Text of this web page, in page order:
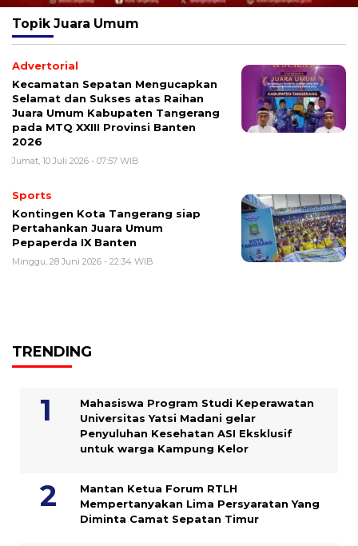
Topik Juara Umum
Advertorial
Kecamatan Sepatan Mengucapkan
Selamat dan Sukses atas Raihan
Juara Umum Kabupaten Tangerang
pada MTQ XXIII Provinsi Banten
2026
Jumat, 10 Juli 2026 - 07:57 WIB
Sports
Kontingen Kota Tangerang siap
Pertahankan Juara Umum
Pepaperda IX Banten
Minggu, 28 Juni 2026 - 22:34 WIB
TRENDING
Mahasiswa Program Studi Keperawatan
Universitas Yatsi Madani gelar
Penyuluhan Kesehatan ASI Eksklusif
untuk warga Kampung ‎Kelor
Mantan Ketua Forum RTLH
Mempertanyakan Lima Persyaratan Yang
Diminta Camat Sepatan Timur